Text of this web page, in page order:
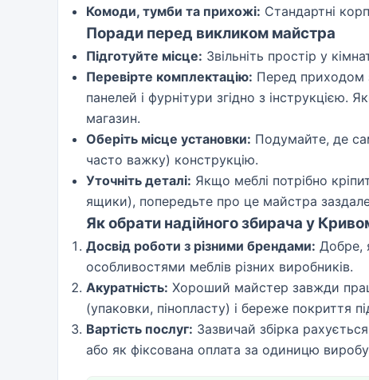
Комоди, тумби та прихожі: Стандартні
Поради перед викликом майстра
Підготуйте місце: Звільніть простір у
Перевірте комплектацію: Перед приходом
панелей і фурнітури згідно з
магазин.
Оберіть місце установки: Подумайте, де
часто важку) конструкцію.
Уточніть деталі: Якщо меблі потрібно
ящики), попередьте про це майстра
Як обрати надійного збирача у
Досвід роботи з різними брендами: Добре,
особливостями меблів різних виробників.
Акуратність: Хороший майстер завжди
(упаковки, пінопласту) і береже покриття
Вартість послуг: Зазвичай збірка
або як фіксована оплата за одиницю